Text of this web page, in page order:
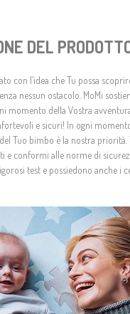
DEL
con l’idea che Tu possa
nessun ostacolo. MoMi
momento della Vostra
e sicuri! In ogni
Tuo bimbo è la nostra
e conformi alle norme di
test e possiedono anche i